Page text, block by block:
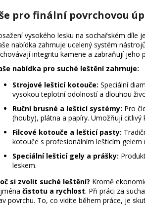
pro finální povrchovou
vysokého lesku na sochařském díle
nabídka zahrnuje ucelený systém
integritu kamene a zabraňují jeho
nabídka pro suché leštění zahrnuje:
Strojové lešticí kotouče: Speciální
vysokou teplotní odolností a dlouhou
Ruční brusné a lešticí systémy: Pro
(houby), plátna a papíry. Umožňují
Filcové kotouče a lešticí pasty:
kotouče s profesionálním lešticím
Speciální lešticí gely a prášky:
leskem.
si zvolit suché leštění? Kromě
čistotu a rychlost. Při práci za
povrchu. To, co vidíte během práce, je